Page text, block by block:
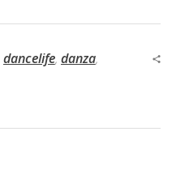
dancelife, danza,